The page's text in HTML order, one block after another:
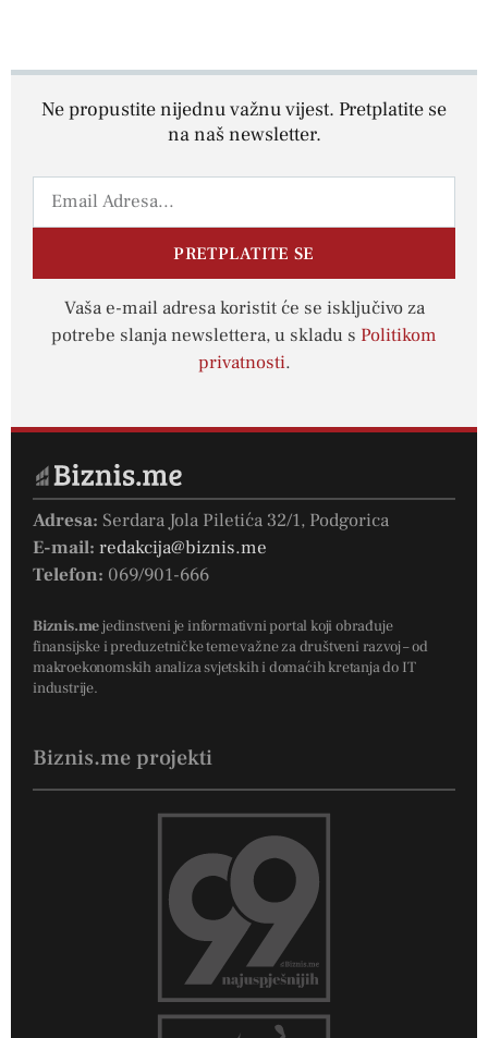
Ne propustite nijednu važnu vijest. Pretplatite se
na naš newsletter.
PRETPLATITE SE
Vaša e-mail adresa koristit će se isključivo za
potrebe slanja newslettera, u skladu s Politikom
privatnosti.
Adresa: Serdara Jola Piletića 32/1, Podgorica
E-mail: redakcija@biznis.me
Telefon: 069/901-666
Biznis.mejedinstveni je informativni portal koji obrađuje
finansijske i preduzetničke teme važne za društveni razvoj – od
makroekonomskih analiza svjetskih i domaćih kretanja do IT
industrije.
Biznis.me projekti